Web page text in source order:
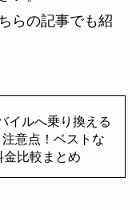
らの記事でも紹
イルへ乗り換える
意点！ベストな
金比較まとめ